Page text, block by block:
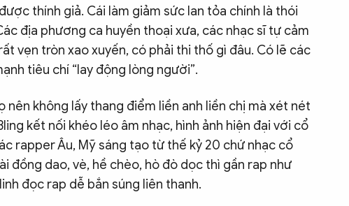
thính giả. Cái làm giảm sức lan tỏa chính là thói
địa phương ca huyền thoại xưa, các nhạc sĩ tự cảm
vẹn tròn xao xuyến, có phải thi thố gì đâu. Có lẽ các
tiêu chí “lay động lòng người”.
nên không lấy thang điểm liền anh liền chị mà xét nét
kết nối khéo léo âm nhạc, hình ảnh hiện đại với cổ
rapper Âu, Mỹ sáng tạo từ thế kỷ 20 chứ nhạc cổ
đồng dao, vè, hề chèo, hò đò dọc thì gần rap như
đọc rap dễ bắn súng liên thanh.